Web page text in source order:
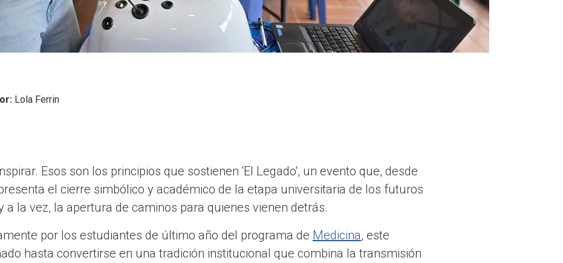
Lola Ferrin
Esos son los principios que sostienen 'El Legado', un evento que, desde
el cierre simbólico y académico de la etapa universitaria de los futuros
a la vez, la apertura de caminos para quienes vienen detrás.
por los estudiantes de último año del programa de Medicina, este
hasta convertirse en una tradición institucional que combina la transmisión